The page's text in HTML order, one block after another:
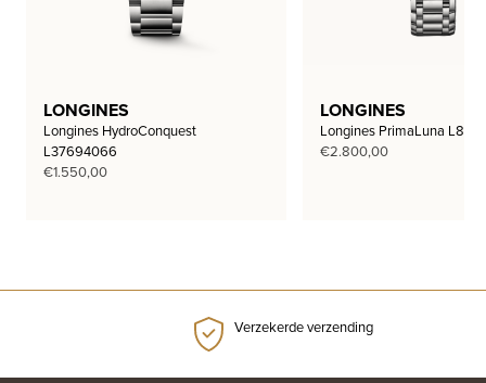
LONGINES
Longines HydroConquest
L37694066
€1.550,00
LONGINES
Longines PrimaLuna
€2.800,00
Verzekerde verzending